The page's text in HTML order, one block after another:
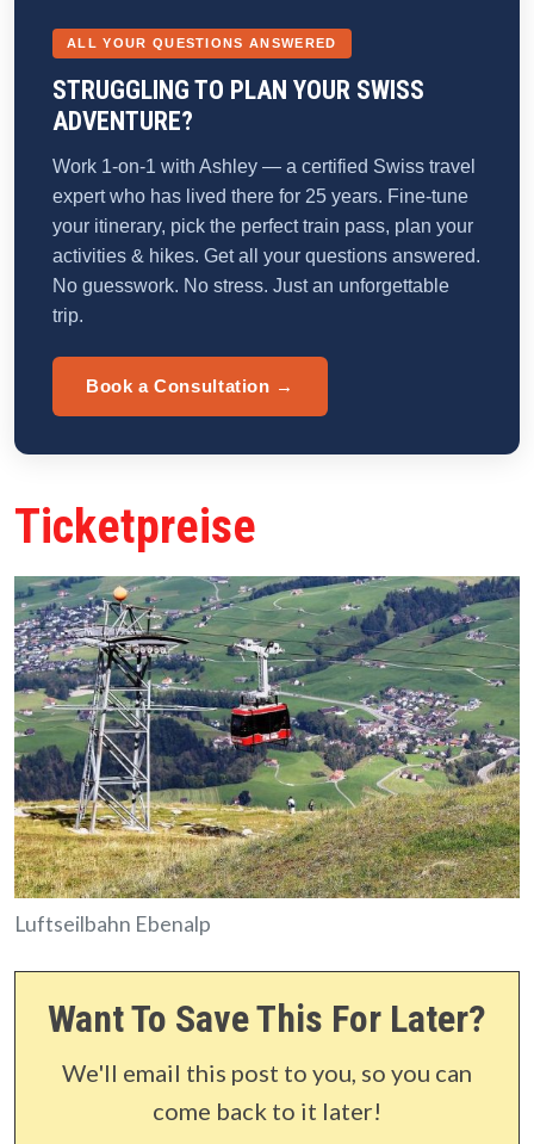
ALL YOUR QUESTIONS ANSWERED
STRUGGLING TO PLAN YOUR SWISS
ADVENTURE?
Work 1-on-1 with Ashley — a certified Swiss travel
expert who has lived there for 25 years. Fine-tune
your itinerary, pick the perfect train pass, plan your
activities & hikes. Get all your questions answered.
No guesswork. No stress. Just an unforgettable
trip.
Book a Consultation →
Ticketpreise
Luftseilbahn Ebenalp
Want To Save This For Later?
We'll email this post to you, so you can
come back to it later!